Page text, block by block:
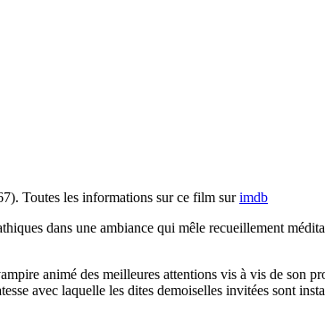
Toutes les informations sur ce film surimdb
dans une ambiance qui mêle recueillement
animé des meilleures attentions vis à vis de son
avec laquelle les dites demoiselles invitées sont